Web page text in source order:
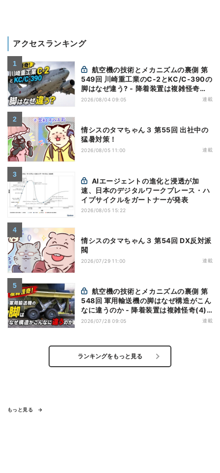
アクセスランキング
549回 川崎重工業のC-2とKC/C-390の
脚はなぜ違う? - 降着装置は複雑怪奇
(5)|軍用輸送機(10)
2026/08/04 09:05 連載
情シスのタマちゃん３ 第55回 出社中の
猛暑対策！
2026/08/05 11:00 連載
速、日本のデジタルワークプレース・ハ
イプサイクルをガートナーが発表
2026/08/05 15:22
情シスのタマちゃん３ 第54回 DX反対派
閥
2026/07/29 11:00 連載
548回 軍用輸送機の脚はなぜ構造がこん
なに違うのか - 降着装置は複雑怪奇(4)|
軍用輸送機(9)
2026/07/28 09:05 連載
ランキングをもっと見る
もっと見る